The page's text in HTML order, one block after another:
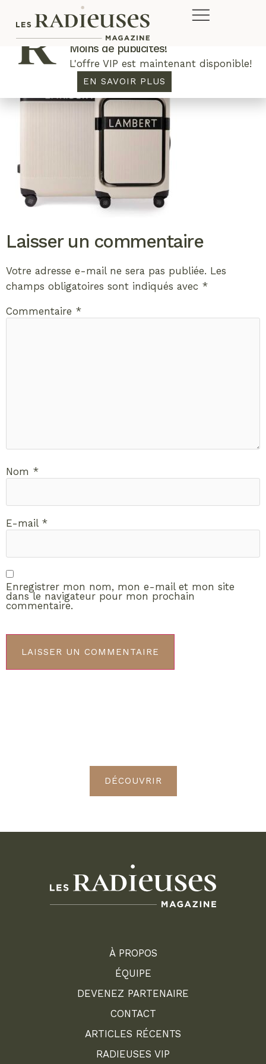
Laisser un commentaire
Votre adresse e-mail ne sera pas publiée. Les
champs obligatoires sont indiqués avec *
Commentaire *
Nom *
E-mail *
Enregistrer mon nom, mon e-mail et mon site
dans le navigateur pour mon prochain
commentaire.
DÉCOUVRIR
À PROPOS
ÉQUIPE
DEVENEZ PARTENAIRE
CONTACT
ARTICLES RÉCENTS
RADIEUSES VIP
Plus de concours. Plus de rabais.
Moins de publicités!
L'offre VIP est maintenant disponible!
EN SAVOIR PLUS